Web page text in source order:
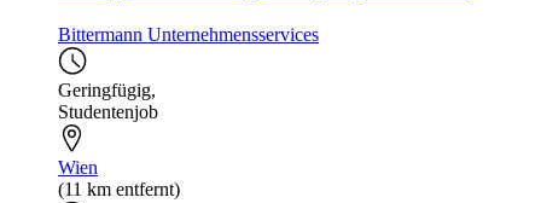
Bittermann Unternehmensservices
Geringfügig,
Studentenjob
Wien
(11 km entfernt)